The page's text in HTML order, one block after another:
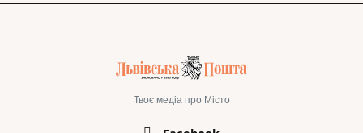
Твоє медіа про Місто